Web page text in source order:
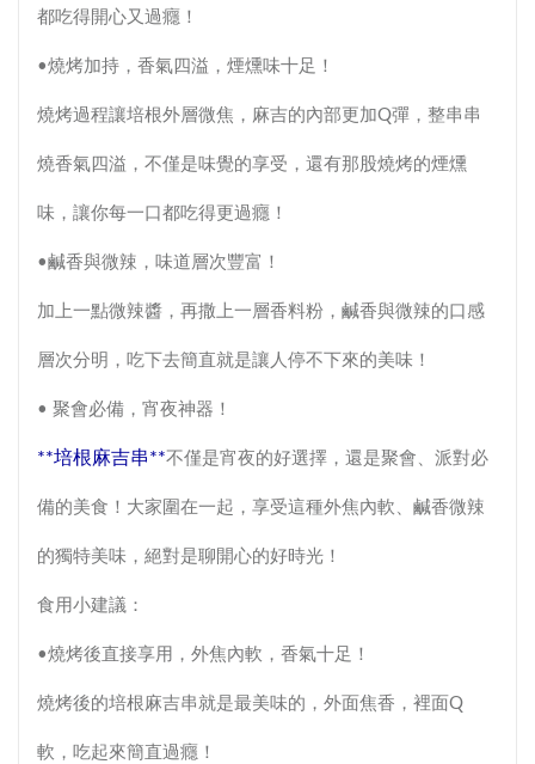
都吃得開心又過癮！
•燒烤加持，香氣四溢，煙燻味十足！
燒烤過程讓培根外層微焦，麻吉的內部更加Q彈，整串串
燒香氣四溢，不僅是味覺的享受，還有那股燒烤的煙燻
味，讓你每一口都吃得更過癮！
•鹹香與微辣，味道層次豐富！
加上一點微辣醬，再撒上一層香料粉，鹹香與微辣的口感
層次分明，吃下去簡直就是讓人停不下來的美味！
• 聚會必備，宵夜神器！
**培根麻吉串**不僅是宵夜的好選擇，還是聚會、派對必
備的美食！大家圍在一起，享受這種外焦內軟、鹹香微辣
的獨特美味，絕對是聊開心的好時光！
食用小建議：
•燒烤後直接享用，外焦內軟，香氣十足！
燒烤後的培根麻吉串就是最美味的，外面焦香，裡面Q
軟，吃起來簡直過癮！